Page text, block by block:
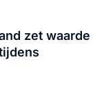
zet waarde